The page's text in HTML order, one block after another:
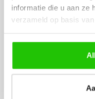
informatie die u aan ze
verzameld op basis
MEER
Alle producten